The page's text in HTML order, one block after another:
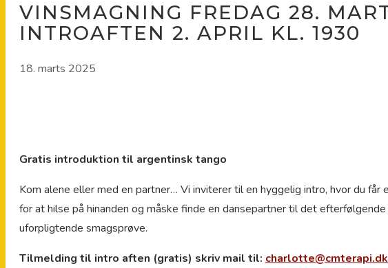
VINSMAGNING FREDAG 28.
INTROAFTEN 2. APRIL KL. 1930
18. marts 2025
Gratis introduktion til argentinsk tango
Kom alene eller med en partner… Vi inviterer til en hyggelig intro, hvor du
for at hilse på hinanden og måske finde en dansepartner til det
uforpligtende smagsprøve.
Tilmelding til intro aften (gratis) skriv mail til: charlotte@cmterapi.dk